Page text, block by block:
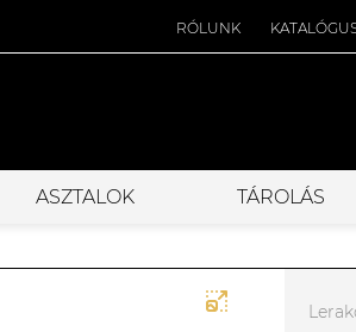
RÓLUNK
ASZTALOK TÁROLÁS